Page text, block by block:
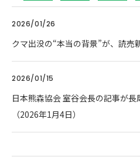
2026/01/26
クマ出没の“本当の背景”が、読売
2026/01/15
日本熊森協会 室谷会長の記事が
（2026年1月4日）